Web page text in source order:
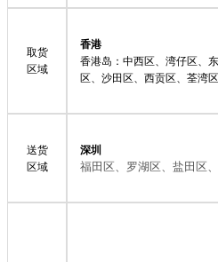
取货
区域
香港
香港岛：中西区、湾仔区、
区、沙田区、西贡区、荃湾
送货
区域
深圳
福田区、罗湖区、盐田区